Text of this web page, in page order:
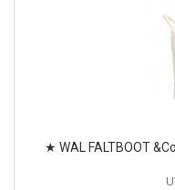
★ WAL FALTBOOT